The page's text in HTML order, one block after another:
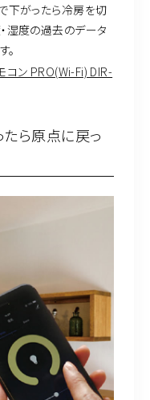
下がったら冷房を切
湿度の過去のデータ
コン PRO(Wi-Fi) DIR-
ら原点に戻っ